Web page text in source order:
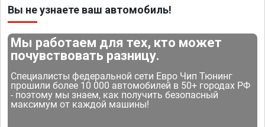
Вы не узнаете ваш автомобиль!
Мы работаем для тех, кто может
почувствовать разницу.
Специалисты федеральной сети Евро Чип Тюнинг
прошили более 10 000 автомобилей в 50+ городах РФ
- поэтому мы знаем, как получить безопасный
максимум от каждой машины!